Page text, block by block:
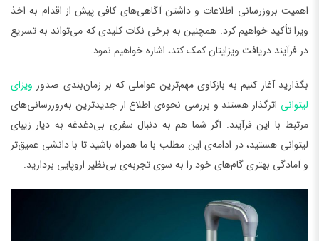
اهمیت بروزرسانی اطلاعات و داشتن آگاهی‌های کافی پیش از اقدام به اخذ
ویزا تأکید خواهیم کرد. همچنین به برخی نکات کلیدی که می‌تواند به تسریع
در فرآیند دریافت ویزایتان کمک کند، اشاره خواهیم نمود.
بگذارید آغاز کنیم به بازکاوی مهم‌ترین عواملی که بر زمان‌بندی صدور ویزای
لیتوانی اثرگذار هستند و بررسی نحوه‌ی اطلاع از جدیدترین به‌روزرسانی‌های
مرتبط با این فرآیند. اگر شما هم به دنبال سفری بی‌دغدغه به دیار زیبای
لیتوانی هستید، در ادامه‌ی این مطلب با ما همراه باشید تا با دانشی عمیق‌تر
و آمادگی بهتری گام‌های خود را به سوی تجربه‌ی بی‌نظیر اروپایی بردارید.